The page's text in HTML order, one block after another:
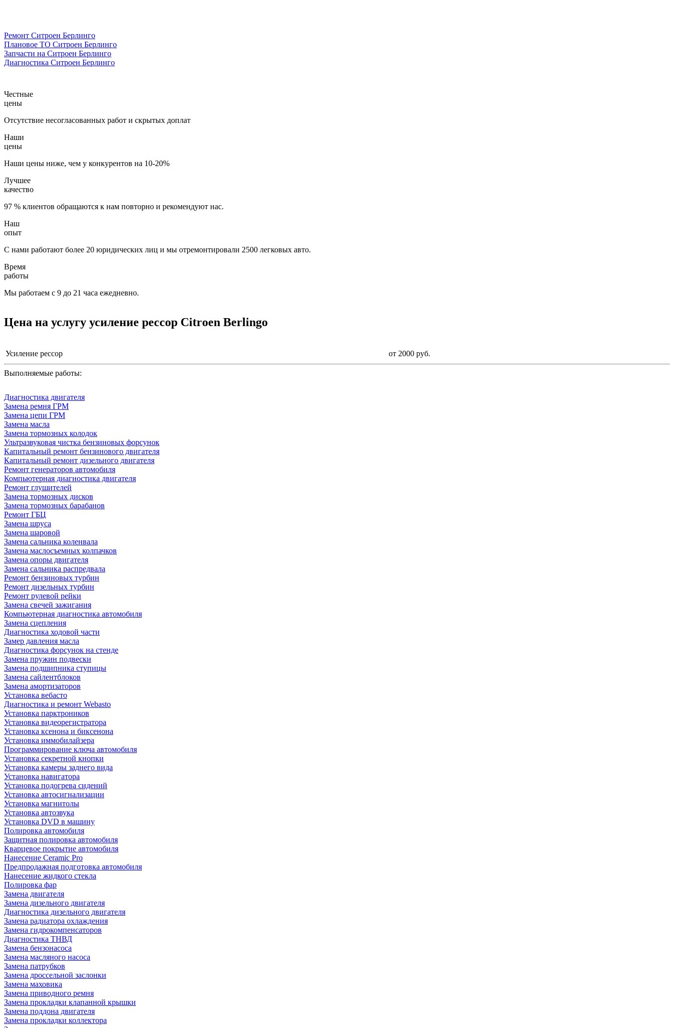
Ремонт Ситроен Берлинго
Плановое ТО Ситроен Берлинго
Запчасти на Ситроен Берлинго
Диагностика Ситроен Берлинго
Честные
цены
Отсутствие несогласованных работ и скрытых доплат
Наши
цены
Наши цены ниже, чем у конкурентов на 10-20%
Лучшее
качество
97 % клиентов обращаются к нам повторно и рекомендуют нас.
Наш
опыт
С нами работают более 20 юридических лиц и мы отремонтировали 2500 легковых авто.
Время
работы
Мы работаем с 9 до 21 часа ежедневно.
Цена на услугу усиление рессор Citroen Berlingo
Усиление рессор от 2000 руб.
Выполняемые работы:
Диагностика двигателя
Замена ремня ГРМ
Замена цепи ГРМ
Замена масла
Замена тормозных колодок
Ультразвуковая чистка бензиновых форсунок
Капитальный ремонт бензинового двигателя
Капитальный ремонт дизельного двигателя
Ремонт генераторов автомобиля
Компьютерная диагностика двигателя
Ремонт глушителей
Замена тормозных дисков
Замена тормозных барабанов
Ремонт ГБЦ
Замена шруса
Замена шаровой
Замена сальника коленвала
Замена маслосъемных колпачков
Замена опоры двигателя
Замена сальника распредвала
Ремонт бензиновых турбин
Ремонт дизельных турбин
Ремонт рулевой рейки
Замена свечей зажигания
Компьютерная диагностика автомобиля
Замена сцепления
Диагностика ходовой части
Замер давления масла
Диагностика форсунок на стенде
Замена пружин подвески
Замена подшипника ступицы
Замена сайлентблоков
Замена амортизаторов
Установка вебасто
Диагностика и ремонт Webasto
Установка парктроников
Установка видеорегистратора
Установка ксенона и биксенона
Установка иммобилайзера
Программирование ключа автомобиля
Установка секретной кнопки
Установка камеры заднего вида
Установка навигатора
Установка подогрева сидений
Установка автосигнализации
Установка магнитолы
Установка автозвука
Установка DVD в машину
Полировка автомобиля
Защитная полировка автомобиля
Кварцевое покрытие автомобиля
Нанесение Ceramic Pro
Предпродажная подготовка автомобиля
Нанесение жидкого стекла
Полировка фар
Замена двигателя
Замена дизельного двигателя
Диагностика дизельного двигателя
Замена радиатора охлаждения
Замена гидрокомпенсаторов
Диагностика ТНВД
Замена бензонасоса
Замена масляного насоса
Замена патрубков
Замена дроссельной заслонки
Замена маховика
Замена приводного ремня
Замена прокладки клапанной крышки
Замена поддона двигателя
Замена прокладки коллектора